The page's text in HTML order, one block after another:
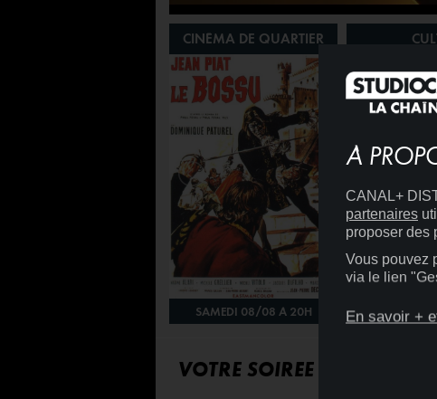
CINÉMA DE QUARTIER
SAMEDI 08/08 À 20H DIMANCHE
VOTRE SOIRÉE SUR
À
CANAL+
partenaires
proposer des
Vous pouvez
via le lien
En savoir +